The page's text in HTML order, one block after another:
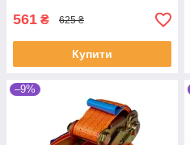
561 ₴ 625 ₴
Купити
–9%